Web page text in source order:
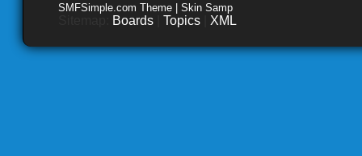
SMFSimple.com Theme | Skin Samp
Boards Topics XML